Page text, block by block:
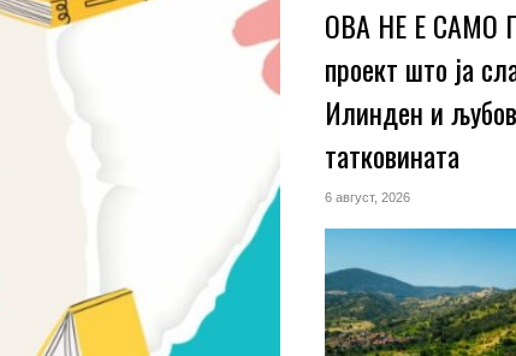
ОВА НЕ Е САМО
проект што ја
Илинден и
татковината
6 август, 2026